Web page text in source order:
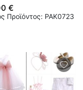
€
Προϊόντος: PAK0723